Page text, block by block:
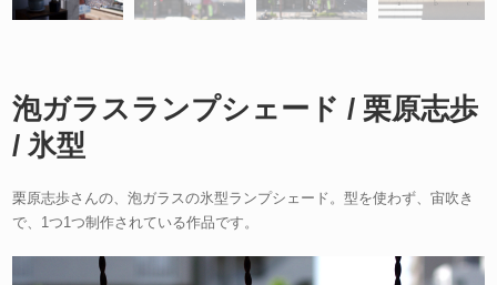
泡ガラスランプシェード / 栗原志歩
/ 氷型
栗原志歩さんの、泡ガラスの氷型ランプシェード。型を使わず、宙吹き
で、1つ1つ制作されている作品です。